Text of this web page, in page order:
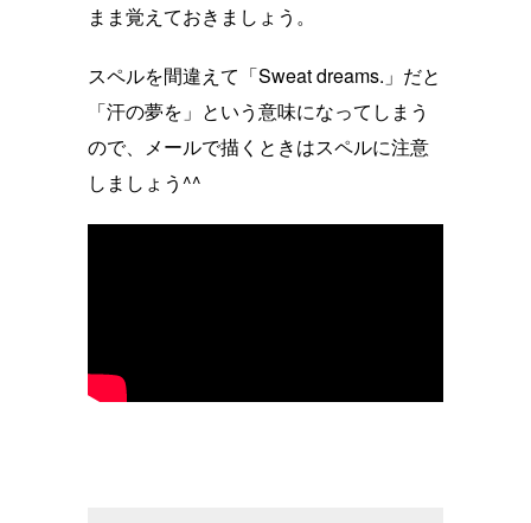
まま覚えておきましょう。
スペルを間違えて「Sweat dreams.」だと
「汗の夢を」という意味になってしまう
ので、メールで描くときはスペルに注意
しましょう^^